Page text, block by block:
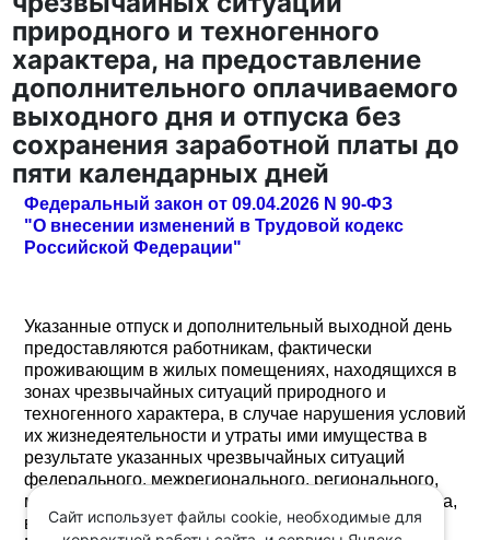
природного и техногенного
характера, на предоставление
дополнительного оплачиваемого
выходного дня и отпуска без
сохранения заработной платы до
пяти календарных дней
Федеральный закон от 09.04.2026 N 90-ФЗ
"О внесении изменений в Трудовой кодекс
Российской Федерации"
Указанные отпуск и дополнительный выходной день
предоставляются работникам, фактически
проживающим в жилых помещениях, находящихся в
зонах чрезвычайных ситуаций природного и
техногенного характера, в случае нарушения условий
их жизнедеятельности и утраты ими имущества в
результате указанных чрезвычайных ситуаций
федерального, межрегионального, регионального,
межмуниципального или муниципального характера,
в порядке и на условиях, которые установлены
Сайт использует файлы cookie, необходимые для